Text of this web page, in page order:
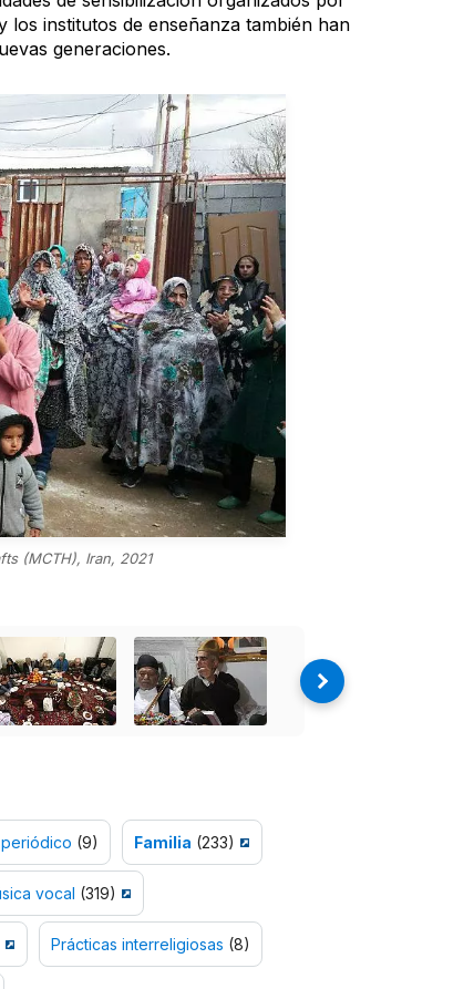
los institutos de enseñanza también han
generaciones.
(MCTH), Iran, 2021
(9) Familia (233)
vocal (319)
Prácticas interreligiosas (8)